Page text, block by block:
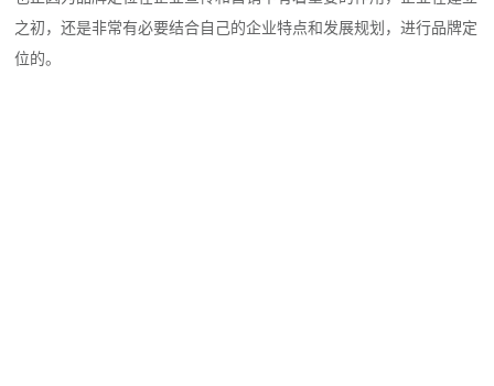
之初，还是非常有必要结合自己的企业特点和发展规划，进行品牌定
位的。